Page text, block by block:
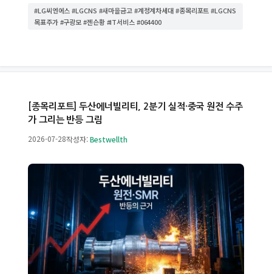
리
그
#LG씨엔에스 #LGCNS #새마을금고 #계정계차세대 #종목리포트 #LGCNS
목표주가 #구광모 #젠슨황 #IT서비스 #064400
[종목리포트] 두산에너빌리티, 2분기 실적·중국 원전 수주
가 그리는 반등 그림
2026-07-28작성자:Bestwellth